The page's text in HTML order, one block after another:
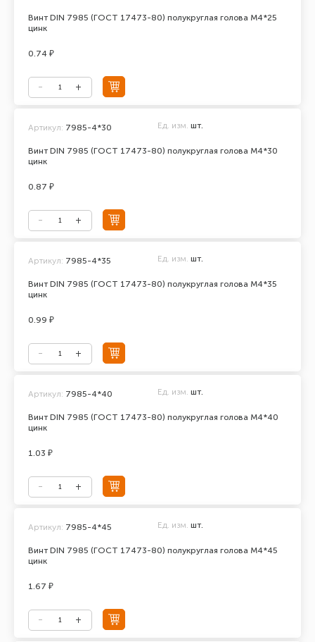
Винт DIN 7985 (ГОСТ 17473-80) полукруглая голова М4*25
цинк
0.74 ₽
Винт DIN 7985 (ГОСТ 17473-80) полукруглая голова М4*30
цинк
Артикул: 7985-4*30 Ед. изм. шт.
0.87 ₽
Винт DIN 7985 (ГОСТ 17473-80) полукруглая голова М4*35
цинк
Артикул: 7985-4*35 Ед. изм. шт.
0.99 ₽
Винт DIN 7985 (ГОСТ 17473-80) полукруглая голова М4*40
цинк
Артикул: 7985-4*40 Ед. изм. шт.
1.03 ₽
Винт DIN 7985 (ГОСТ 17473-80) полукруглая голова М4*45
цинк
Артикул: 7985-4*45 Ед. изм. шт.
1.67 ₽